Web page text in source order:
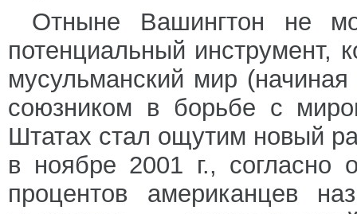
Отныне Вашингтон не
потенциальный инструмент,
мусульманский мир
союзником в борьбе с
Штатах стал ощутим новый
в ноябре 2001 г., согласно
процентов американцев